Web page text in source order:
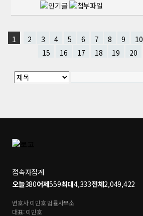
1 2 3 4 5 6 7 8 9 10
15
16 17 18 19 20
접속자집계
오늘380어제559최대4,333전체2,049,422
변호사 이민호 법률사무소
대표: 이민호